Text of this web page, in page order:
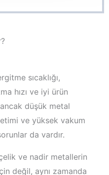
sıcaklığı,
hızı ve iyi ürün
düşük metal
ve yüksek vakum
da vardır.
ve nadir metallerin
değil, aynı zamanda